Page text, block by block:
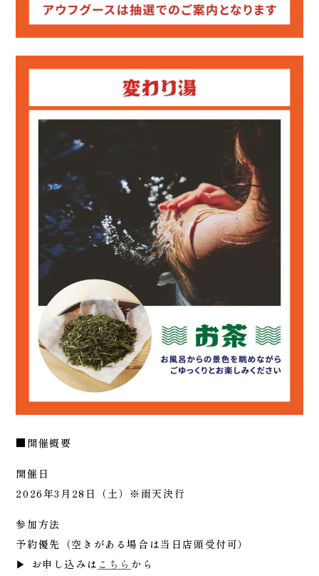
■開催概要
開催日
2026年3月28日（土）※雨天決行
参加方法
予約優先（空きがある場合は当日店頭受付可）
▶ お申し込みは こちら から